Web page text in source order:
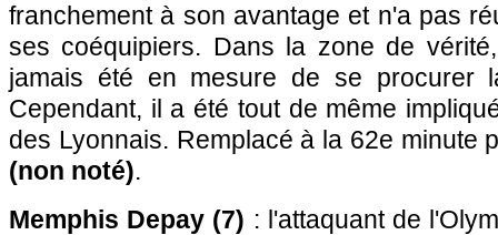
franchement à son avantage et n'a pas
ses coéquipiers. Dans la zone de
jamais été en mesure de se procurer
Cependant, il a été tout de même
des Lyonnais. Remplacé à la 62e minute
(non noté).
Memphis Depay (7) : l'attaquant de